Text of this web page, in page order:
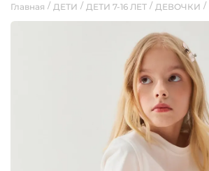
Главная ДЕТИ ДЕТИ 7-16 ЛЕТ ДЕВОЧКИ